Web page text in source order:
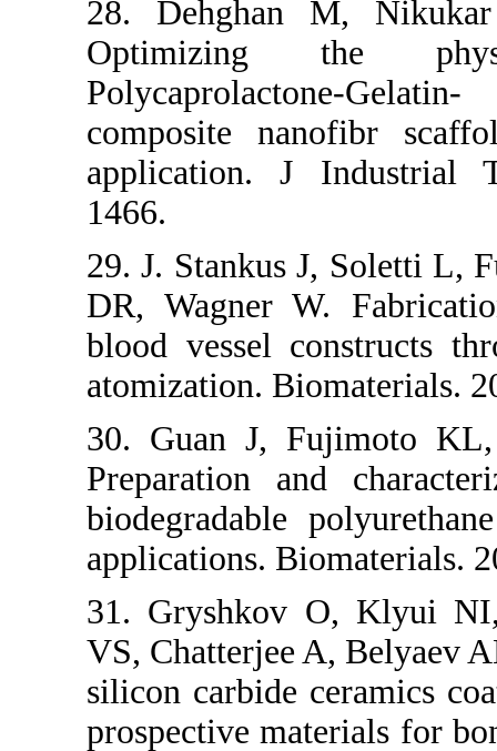
28.
composite
application.
29. J.
DR, Wagner
blood vessel
atomization.
30. Guan J,
Preparation
applications.
31. Gryshkov
VS,
silicon carbide
prospective